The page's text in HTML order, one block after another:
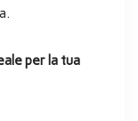
per la tua